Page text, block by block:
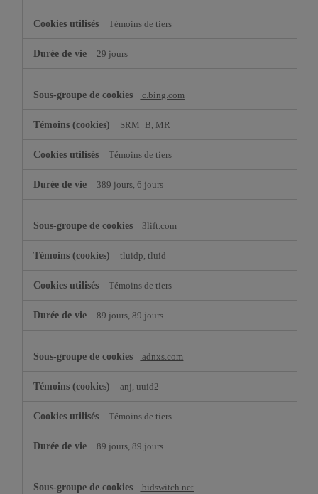
Témoins de tiers
29 jours
c.bing.com
SRM_B, MR
Témoins de tiers
389 jours, 6 jours
3lift.com
tluidp, tluid
Témoins de tiers
89 jours, 89 jours
adnxs.com
anj, uuid2
Témoins de tiers
89 jours, 89 jours
bidswitch.net